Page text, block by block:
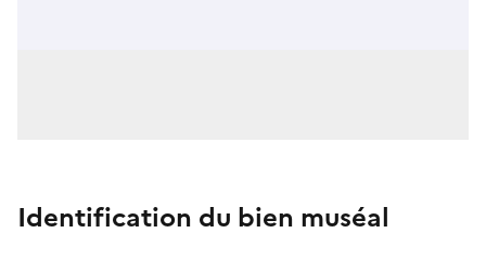
Identification du bien muséal